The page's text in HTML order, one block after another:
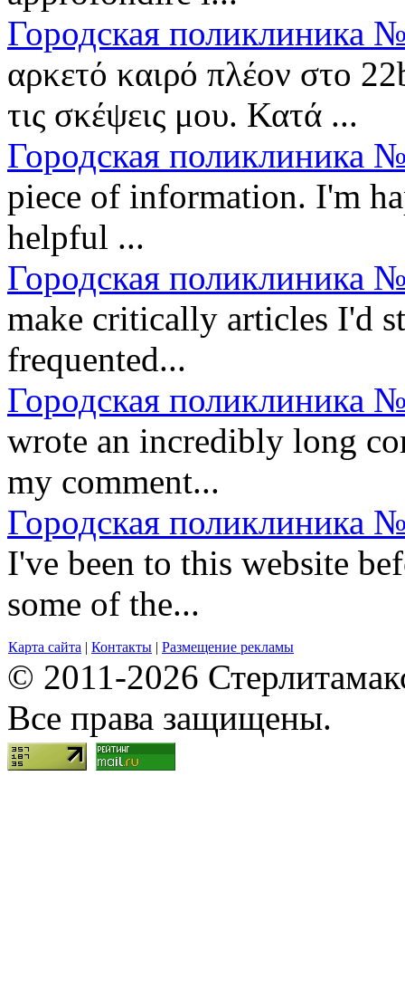
Городская поликлиника
αρκετό καιρό πλέον στο
τις σκέψεις μου. Κατά ...
Городская поликлиника
piece of information. I'm
helpful ...
Городская поликлиника
make critically articles I'd
frequented...
Городская поликлиника
wrote an incredibly long
my comment...
Городская поликлиника
I've been to this website
some of the...
Карта сайта | Контакты | Размещение рекламы
© 2011-2026
Все права защищены.